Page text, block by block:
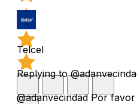
Telcel
Replying to
@adanvecindad Por